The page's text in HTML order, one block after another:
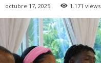
octubre 17, 2025 1.171 views